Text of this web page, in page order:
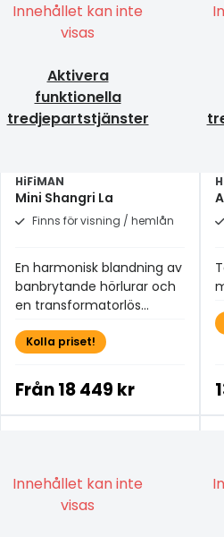
Innehållet kan inte
visas
Aktivera
funktionella
tredjepartstjänster
HiFiMAN
Mini Shangri La
Finns för visning / hemlån
En harmonisk blandning av
banbrytande hörlurar och
en transformatorlös
Kolla priset!
Från18 449 kr
Innehållet kan inte
visas